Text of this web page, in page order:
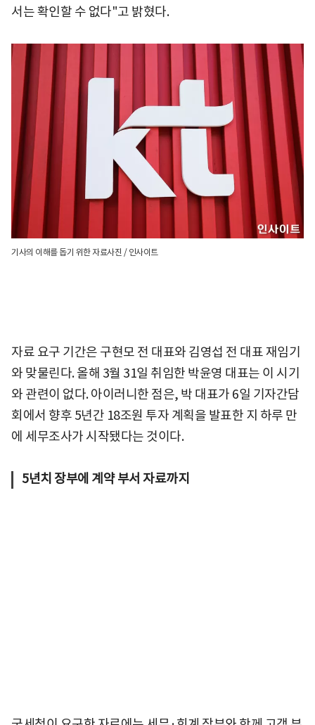
서는 확인할 수 없다"고 밝혔다.
기사의 이해를 돕기 위한 자료사진 / 인사이트
자료 요구 기간은 구현모 전 대표와 김영섭 전 대표 재임기
와 맞물린다. 올해 3월 31일 취임한 박윤영 대표는 이 시기
와 관련이 없다. 아이러니한 점은, 박 대표가 6일 기자간담
회에서 향후 5년간 18조원 투자 계획을 발표한 지 하루 만
에 세무조사가 시작됐다는 것이다.
5년치 장부에 계약 부서 자료까지